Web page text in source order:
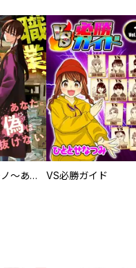
職業、ニセモノ～あなたに偽は見抜けない【電子単行本版】 VS必勝ガイド